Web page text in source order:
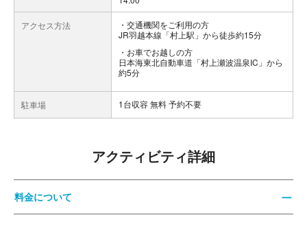
アクセス方法
交通機関をご利用の方
JR羽越本線「村上駅」から徒歩約15分
お車でお越しの方
日本海東北自動車道「村上瀬波温泉IC」から
約5分
駐車場 1台収容 無料 予約不要
アクティビティ詳細
料金について